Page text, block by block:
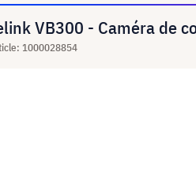
VB300 - Caméra de
1000028854